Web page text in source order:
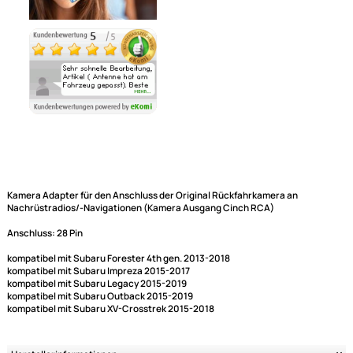
Nachrüstradios/-Navigationen (Kamera Ausgang Cinch RCA)
Ähnliche Produkte anzeigen